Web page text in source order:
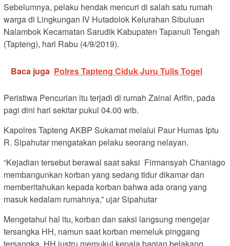
Sebelumnya, pelaku hendak mencuri di salah satu rumah
warga di Lingkungan IV Hutadolok Kelurahan Sibuluan
Nalambok Kecamatan Sarudik Kabupaten Tapanuli Tengah
(Tapteng), hari Rabu (4/9/2019).
Baca juga Polres Tapteng Ciduk Juru Tulis Togel
Peristiwa Pencurian itu terjadi di rumah Zainal Arifin, pada
pagi dini hari sekitar pukul 04.00 wib.
Kapolres Tapteng AKBP Sukamat melalui Paur Humas Iptu
R. Sipahutar mengatakan pelaku seorang nelayan.
“Kejadian tersebut berawal saat saksi Firmansyah Chaniago
membangunkan korban yang sedang tidur dikamar dan
memberitahukan kepada korban bahwa ada orang yang
masuk kedalam rumahnya,” ujar Sipahutar
Mengetahui hal itu, korban dan saksi langsung mengejar
tersangka HH, namun saat korban memeluk pinggang
tersangka, HH justru memukul kepala bagian belakang